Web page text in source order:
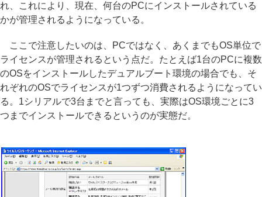
れ、これにより、現在、何台のPCにインストールされている
かが管理されるようになっている。
ここで注意したいのは、PCではなく、あくまでもOS単位で
ライセンスが管理されるという点だ。たとえば1台のPCに複数
のOSをインストールしたデュアルブート環境の場合でも、そ
れぞれのOSでライセンスが1つずつ消費されるようになってい
る。1シリアルで3台までと言っても、実際はOS環境ごとに3
つまでインストールできるというのが実態だ。